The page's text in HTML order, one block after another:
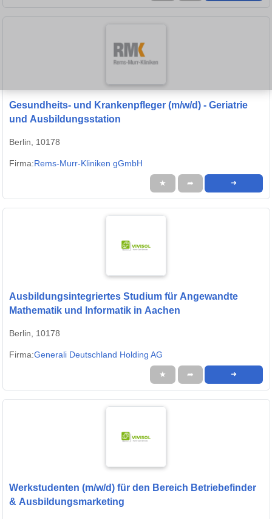
Gesundheits- und Krankenpfleger (m/w/d) - Geriatrie
und Ausbildungsstation
Berlin, 10178
Firma:Rems-Murr-Kliniken gGmbH
★ ➦ ➜
Ausbildungsintegriertes Studium für Angewandte
Mathematik und Informatik in Aachen
Berlin, 10178
Firma:Generali Deutschland Holding AG
★ ➦ ➜
Werkstudenten (m/w/d) für den Bereich Betriebefinder
& Ausbildungsmarketing